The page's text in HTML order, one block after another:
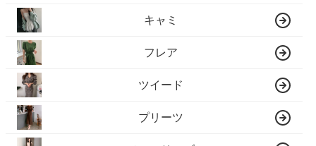
キャミ
フレア
ツイード
プリーツ